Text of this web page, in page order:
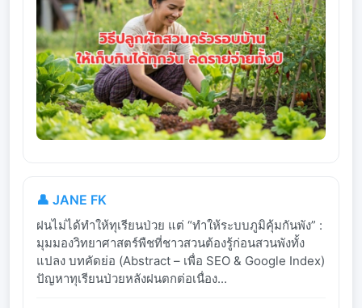
👤 JANE FK
ฝนไม่ได้ทำให้ทุเรียนป่วย แต่ “ทำให้ระบบภูมิคุ้มกันพัง” :
มุมมองวิทยาศาสตร์พืชที่ชาวสวนต้องรู้ก่อนสวนพังทั้ง
แปลง บทคัดย่อ (Abstract – เพื่อ SEO & Google Index)
ปัญหาทุเรียนป่วยหลังฝนตกต่อเนื่อง...